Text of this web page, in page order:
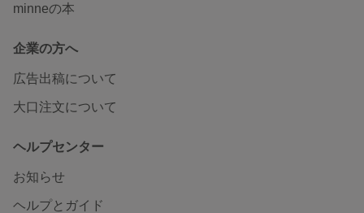
minneの本
企業の方へ
広告出稿について
大口注文について
ヘルプセンター
お知らせ
ヘルプとガイド